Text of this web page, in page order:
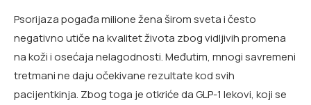
Psorijaza pogađa milione žena širom sveta i često
negativno utiče na kvalitet života zbog vidljivih promena
na koži i osećaja nelagodnosti. Međutim, mnogi savremeni
tretmani ne daju očekivane rezultate kod svih
pacijentkinja. Zbog toga je otkriće da GLP-1 lekovi, koji se